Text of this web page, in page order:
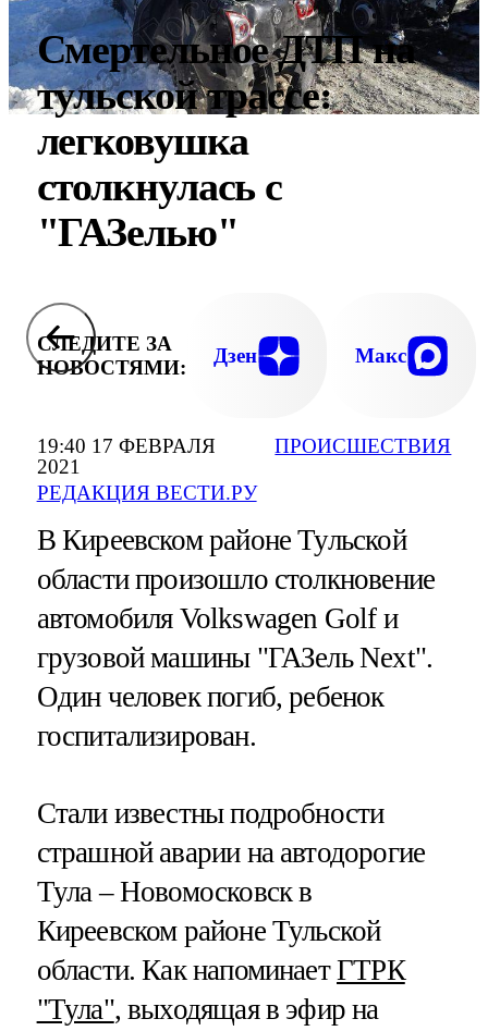
19:40 17 ФЕВРАЛЯ
2021
РЕДАКЦИЯ ВЕСТИ.РУ
ПРОИСШЕСТВИЯ
Смертельное ДТП на
тульской трассе:
легковушка
столкнулась с
"ГАЗелью"
СЛЕДИТЕ ЗА
НОВОСТЯМИ:
Дзен Макс
В Киреевском районе Тульской
области произошло столкновение
автомобиля Volkswagen Golf и
грузовой машины "ГАЗель Next".
Один человек погиб, ребенок
госпитализирован.
Стали известны подробности
страшной аварии на автодорогие
Тула – Новомосковск в
Киреевском районе Тульской
области. Как напоминаетГТРК
"Тула", выходящая в эфир на